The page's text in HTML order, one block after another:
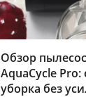
Обзор
AquaCycle
уборка без